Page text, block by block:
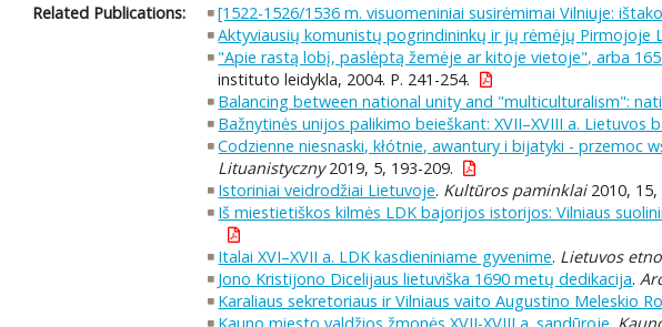
Related Publications: [1522-1526/1536 m. visuomeniniai susirėmimai Vilniuje:
Aktyviausių komunistų pogrindininkų ir jų rėmėjų Pirmojoje
"Apie rastą lobį, paslėptą žemėje ar kitoje vietoje", arba
instituto leidykla, 2004. P. 241-254.
Balancing between national unity and "multiculturalism":
Bažnytinės unijos palikimo beieškant: XVII–XVIII a.
Codzienne niesnaski, kłótnie, awantury i bijatyki - przemoc
Lituanistyczny2019, 5, 193-209.
Istoriniai veidrodžiai Lietuvoje. Kultūros paminklai2010, 15,
Iš miestietiškos kilmės LDK bajorijos istorijos: Vilniaus
Italai XVI–XVII a. LDK kasdieniniame gyvenime. Lietuvos
Jono Kristijono Dicelijaus lietuviška 1690 metų dedikacija.
Karaliaus sekretoriaus ir Vilniaus vaito Augustino Meleskio
Kauno miesto valdžios žmonės XVII-XVIII a. sandūroje.